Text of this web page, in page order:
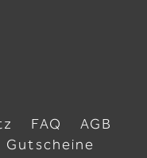
FAQ
AGB
Gutscheine